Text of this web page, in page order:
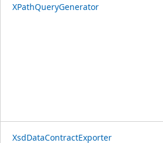
XPathQueryGenerator
XsdDataContractExporter